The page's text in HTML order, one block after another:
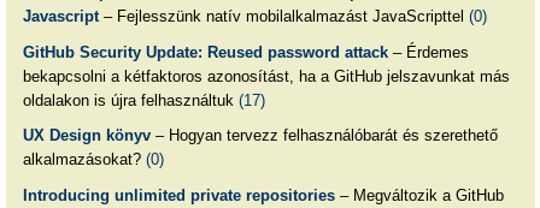
Javascript– Fejlesszünk natív mobilalkalmazást JavaScripttel (0)
GitHub Security Update: Reused password attack– Érdemes
bekapcsolni a kétfaktoros azonosítást, ha a GitHub jelszavunkat más
oldalakon is újra felhasználtuk (17)
UX Design könyv– Hogyan tervezz felhasználóbarát és szerethető
alkalmazásokat? (0)
Introducing unlimited private repositories– Megváltozik a GitHub